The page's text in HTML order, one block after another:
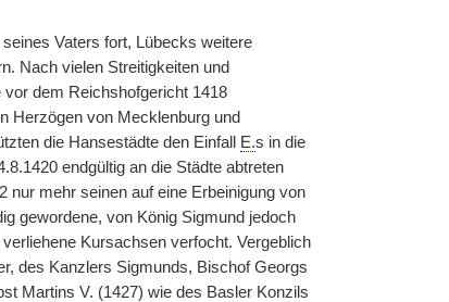
Vaters fort, Lübecks weitere
Nach vielen Streitigkeiten und
vor dem Reichshofgericht 1418
Herzögen von Mecklenburg und
die Hansestädte den Einfall
E.s in die
endgültig an die Städte abtreten
nur mehr seinen auf eine Erbeinigung von
gewordene, von König Sigmund jedoch
Kursachsen verfocht. Vergeblich
des Kanzlers Sigmunds, Bischof Georgs
Martins V. (1427) wie des Basler Konzils